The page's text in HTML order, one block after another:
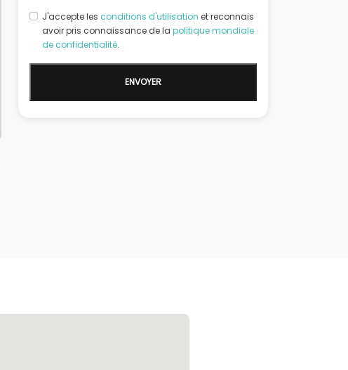
J'accepte les conditions d'utilisation et reconnais
avoir pris connaissance de la politique mondiale
de confidentialité.